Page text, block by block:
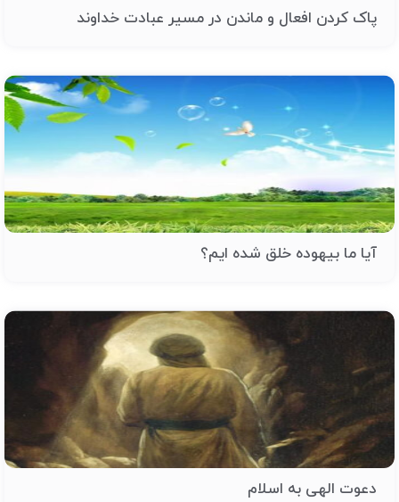
پاک کردن افعال و ماندن در مسیر عبادت خداوند
آیا ما بیهوده خلق شده ایم؟
دعوت الهی به اسلام